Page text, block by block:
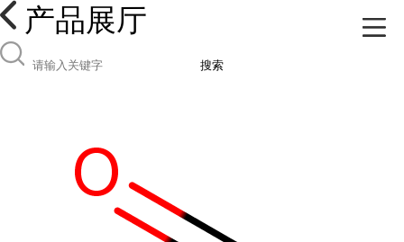
产品展厅
搜索